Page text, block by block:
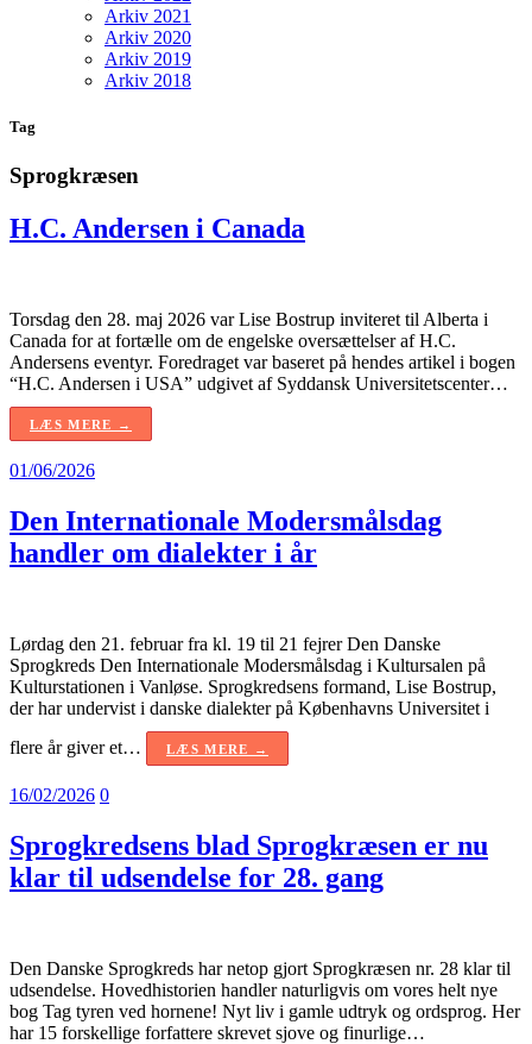
Arkiv 2021
Arkiv 2020
Arkiv 2019
Arkiv 2018
Tag
Sprogkræsen
H.C. Andersen i Canada
Torsdag den 28. maj 2026 var Lise Bostrup inviteret til Alberta i
Canada for at fortælle om de engelske oversættelser af H.C.
Andersens eventyr. Foredraget var baseret på hendes artikel i bogen
“H.C. Andersen i USA” udgivet af Syddansk Universitetscenter…
LÆS MERE →
01/06/2026
Den Internationale Modersmålsdag
handler om dialekter i år
Lørdag den 21. februar fra kl. 19 til 21 fejrer Den Danske
Sprogkreds Den Internationale Modersmålsdag i Kultursalen på
Kulturstationen i Vanløse. Sprogkredsens formand, Lise Bostrup,
der har undervist i danske dialekter på Københavns Universitet i
flere år giver et…
LÆS MERE →
16/02/2026 0
Sprogkredsens blad Sprogkræsen er nu
klar til udsendelse for 28. gang
Den Danske Sprogkreds har netop gjort Sprogkræsen nr. 28 klar til
udsendelse. Hovedhistorien handler naturligvis om vores helt nye
bog Tag tyren ved hornene! Nyt liv i gamle udtryk og ordsprog. Her
har 15 forskellige forfattere skrevet sjove og finurlige…